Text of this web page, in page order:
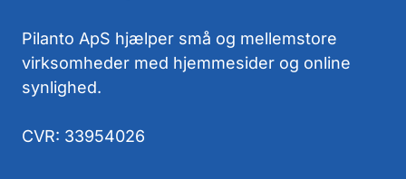
Pilanto ApS hjælper små og mellemstore
virksomheder med hjemmesider og online
synlighed.
CVR: 33954026